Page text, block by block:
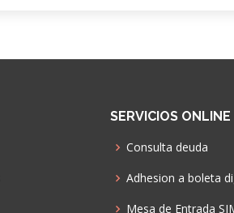
SERVICIOS ONLINE
Consulta deuda
Adhesion a boleta
Mesa de Entrada